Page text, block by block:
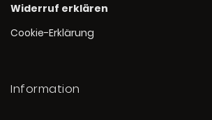
Widerruf erklären
Cookie-Erklärung
Information